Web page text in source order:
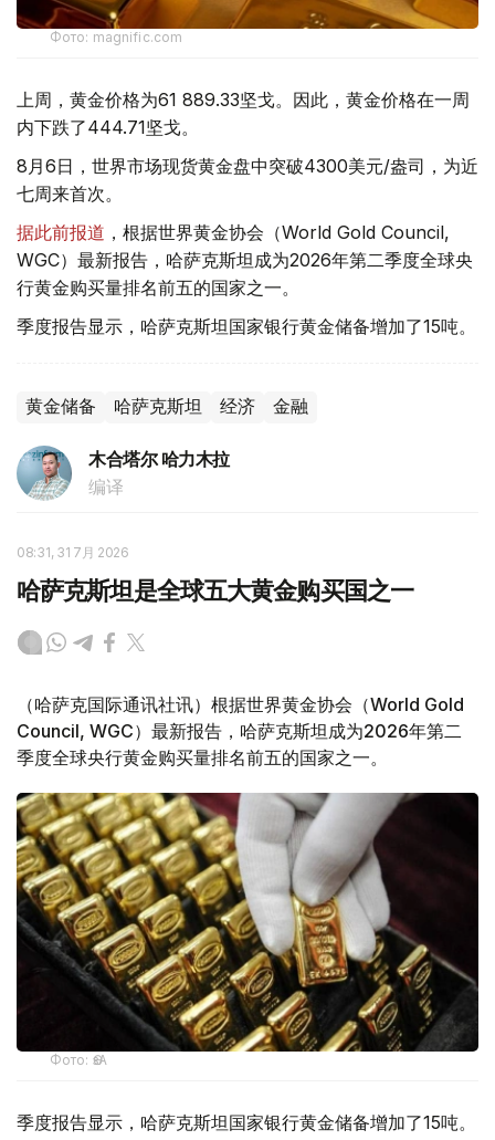
Фото: magnific.com
上周，黄金价格为61 889.33坚戈。因此，黄金价格在一周
内下跌了444.71坚戈。
8月6日，世界市场现货黄金盘中突破4300美元/盎司，为近
七周来首次。
据此前报道 ，根据世界黄金协会（World Gold Council,
WGC）最新报告，哈萨克斯坦成为2026年第二季度全球央
行黄金购买量排名前五的国家之一。
季度报告显示，哈萨克斯坦国家银行黄金储备增加了15吨。
黄金储备 哈萨克斯坦 经济 金融
木合塔尔 哈力木拉
编译
08:31, 31 7月 2026
哈萨克斯坦是全球五大黄金购买国之一
（哈萨克国际通讯社讯）根据世界黄金协会（World Gold
Council, WGC）最新报告，哈萨克斯坦成为2026年第二
季度全球央行黄金购买量排名前五的国家之一。
Фото: ӨзА
季度报告显示，哈萨克斯坦国家银行黄金储备增加了15吨。